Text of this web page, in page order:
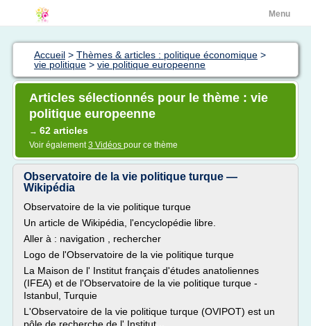
Menu
Accueil > Thèmes & articles : politique économique >
vie politique > vie politique europeenne
Articles sélectionnés pour le thème : vie
politique europeenne
→ 62 articles
Voir également3 Vidéos pour ce thème
Observatoire de la vie politique turque —
Wikipédia
Observatoire de la vie politique turque
Un article de Wikipédia, l'encyclopédie libre.
Aller à : navigation , rechercher
Logo de l'Observatoire de la vie politique turque
La Maison de l' Institut français d'études anatoliennes
(IFEA) et de l'Observatoire de la vie politique turque -
Istanbul, Turquie
L'Observatoire de la vie politique turque (OVIPOT) est un